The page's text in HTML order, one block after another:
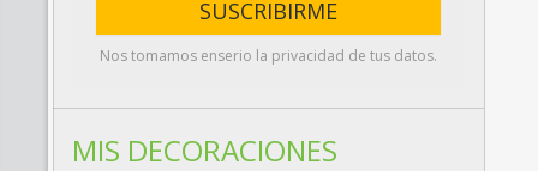
Nos tomamos enserio la privacidad de tus datos.
MIS DECORACIONES